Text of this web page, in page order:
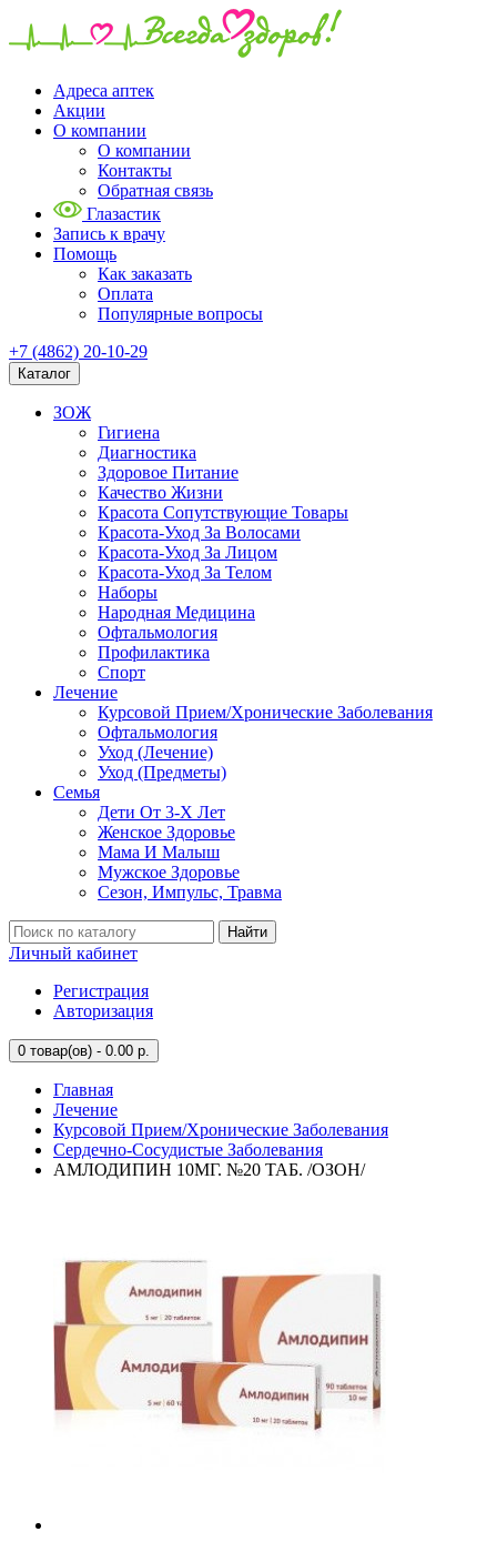
Адреса аптек
Акции
О компании
О компании
Контакты
Обратная связь
Глазастик
Запись к врачу
Помощь
Как заказать
Оплата
Популярные вопросы
+7 (4862) 20-10-29
Каталог
ЗОЖ
Гигиена
Диагностика
Здоровое Питание
Качество Жизни
Красота Сопутствующие Товары
Красота-Уход За Волосами
Красота-Уход За Лицом
Красота-Уход За Телом
Наборы
Народная Медицина
Офтальмология
Профилактика
Спорт
Лечение
Курсовой Прием/Хронические Заболевания
Офтальмология
Уход (Лечение)
Уход (Предметы)
Семья
Дети От 3-Х Лет
Женское Здоровье
Мама И Малыш
Мужское Здоровье
Сезон, Импульс, Травма
Найти
Личный кабинет
Регистрация
Авторизация
0 товар(ов) - 0.00 р.
Главная
Лечение
Курсовой Прием/Хронические Заболевания
Сердечно-Сосудистые Заболевания
АМЛОДИПИН 10МГ. №20 ТАБ. /ОЗОН/